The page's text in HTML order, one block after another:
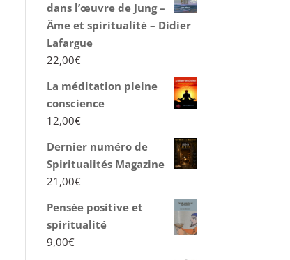
dans l’œuvre de Jung –
Âme et spiritualité – Didier
Lafargue
22,00€
La méditation pleine
conscience
12,00€
Dernier numéro de
Spiritualités Magazine
21,00€
Pensée positive et
spiritualité
9,00€